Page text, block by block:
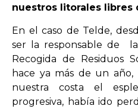
nuestros litorales libres
En el caso de Telde,
ser la responsable de
Recogida de Residuos
hace ya más de un
nuestra costa el
progresiva, había ido